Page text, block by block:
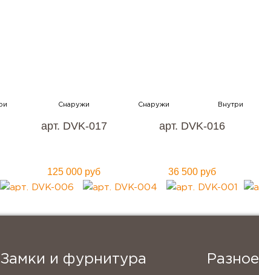
арт. DVK-017
125 000 руб
арт. DVK-016
36 500 руб
+7 (495) 641-64-54
Замки и фурнитура Разное